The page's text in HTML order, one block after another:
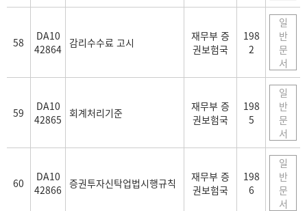
58
DA10
42864 감리수수료 고시
재무부 증
권보험국
198
2
일
반
문
서
59
DA10
42865 회계처리기준
재무부 증
권보험국
198
5
일
반
문
서
60
DA10
42866 증권투자신탁업법시행규칙
재무부 증
권보험국
198
6
일
반
문
서